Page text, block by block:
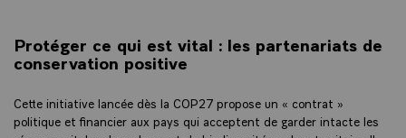
Protéger ce qui est vital : les partenariats de
conservation positive
Cette initiative lancée dès la COP27 propose un « contrat »
politique et financier aux pays qui acceptent de garder intacte les